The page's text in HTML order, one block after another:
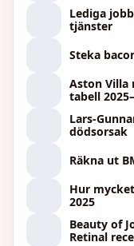
Lediga
tjänster
Steka
Aston Villa
tabell
Lars-
dödsorsak
Räkna ut
Hur
2025
Beauty of
Retinal